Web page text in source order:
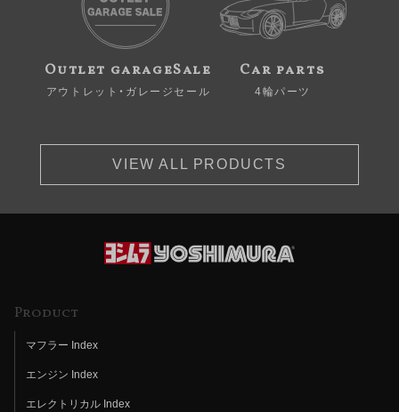
Outlet garageSale
アウトレット・ガレージセール
Car parts
4輪パーツ
VIEW ALL PRODUCTS
Product
マフラー Index
エンジン Index
エレクトリカル Index